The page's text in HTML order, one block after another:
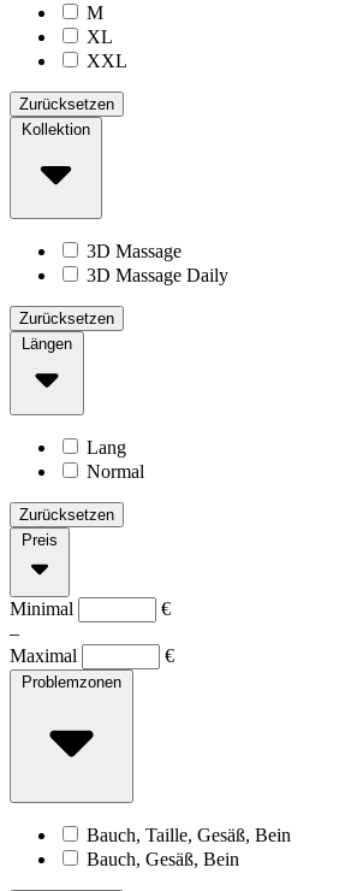
M
XL
XXL
Zurücksetzen
Kollektion
3D Massage
3D Massage Daily
Zurücksetzen
Längen
Lang
Normal
Zurücksetzen
Preis
Minimal
€
–
Maximal
€
Problemzonen
Bauch, Taille, Gesäß, Bein
Bauch, Gesäß, Bein